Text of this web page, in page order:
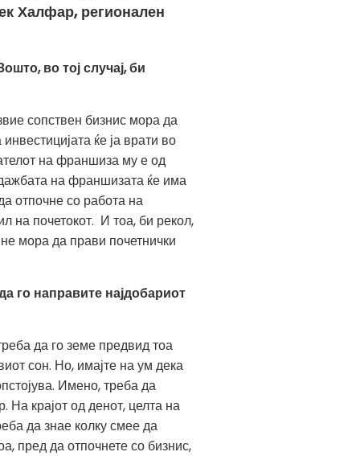
Халфар, регионален
во тој случај, би
сопствен бизнис мора да
ќе ја врати во
на франшиза му е од
на франшизата ќе има
отпочне со работа на
на почетокот. И тоа, би рекол,
мора да прави почетнички
го направите најдобариот
да го земе предвид тоа
сон. Но, имајте на ум дека
Имено, треба да
На крајот од денот, целта на
да знае колку смее да
пред да отпочнете со бизнис,